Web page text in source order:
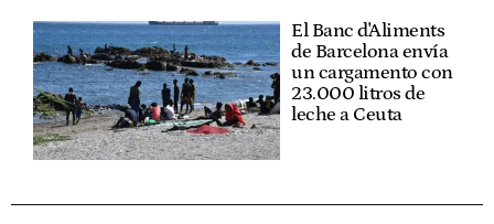
El Banc d'Aliments
de Barcelona envía
un cargamento con
23.000 litros de
leche a Ceuta